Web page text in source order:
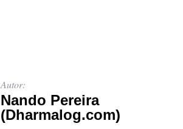
Autor:
Nando Pereira
(Dharmalog.com)